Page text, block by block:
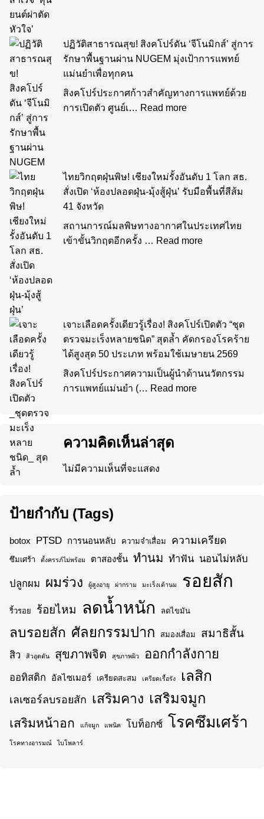
ปฏิวัติสาธารณสุข! สิงคโปร์ดัน ‘จีโนมิกส์’ สู่การ
รักษาพื้นฐานผ่าน NUGEM มุ่งเป้าการแพทย์
แม่นยำเพื่อทุกคน
สิงคโปร์ประกาศก้าวสำคัญทางการแพทย์ด้วย
การเปิดตัว ศูนย์เ… Read more
ไทยวิกฤตฝุ่นพิษ! เชียงใหม่รั้งอันดับ 1 โลก สธ.
สั่งเปิด ‘ห้องปลอดฝุ่น-มุ้งสู้ฝุ่น’ รับมือพื้นที่สีส้ม
41 จังหวัด
สถานการณ์มลพิษทางอากาศในประเทศไทย
เข้าขั้นวิกฤตอีกครั้ง … Read more
เจาะเลือดครั้งเดียวรู้เรื่อง! สิงคโปร์เปิดตัว “ชุด
ตรวจมะเร็งหลายชนิด” สุดล้ำ คัดกรองโรคร้าย
ได้สูงสุด 50 ประเภท พร้อมใช้เมษายน 2569
สิงคโปร์ประกาศความเป็นผู้นำด้านนวัตกรรม
การแพทย์แม่นยำ (… Read more
ความคิดเห็นล่าสุด
ไม่มีความเห็นที่จะแสดง
ป้ายกำกับ (Tags)
botox PTSD การนอนหลับ ความจำเสื่อม ความเครียด
ซึมเศร้า ตั้งครรภ์ไม่พร้อม ตาสองชั้น ทำนม ทำฟัน นอนไม่หลับ
ปลูกผม ผมร่วง ผู้สูงอายุ ผ่ากราม มะเร็งเต้านม รอยสัก
ริ้วรอย ร้อยไหม ลดน้ำหนัก ลดไขมัน
ลบรอยสัก ศัลยกรรมปาก สมองเสื่อม สมาธิสั้น
สิว สิวอุดตัน สุขภาพจิต สุขภาพผิว ออกกำลังกาย
ออทิสติก อัลไซเมอร์ เครียดสะสม เครียดเรื้อรัง เลสิก
เลเซอร์ลบรอยสัก เสริมคาง เสริมจมูก
เสริมหน้าอก แก้จมูก แพนิค โบท็อกซ์ โรคซึมเศร้า
โรคทางอารมณ์ ไบโพลาร์